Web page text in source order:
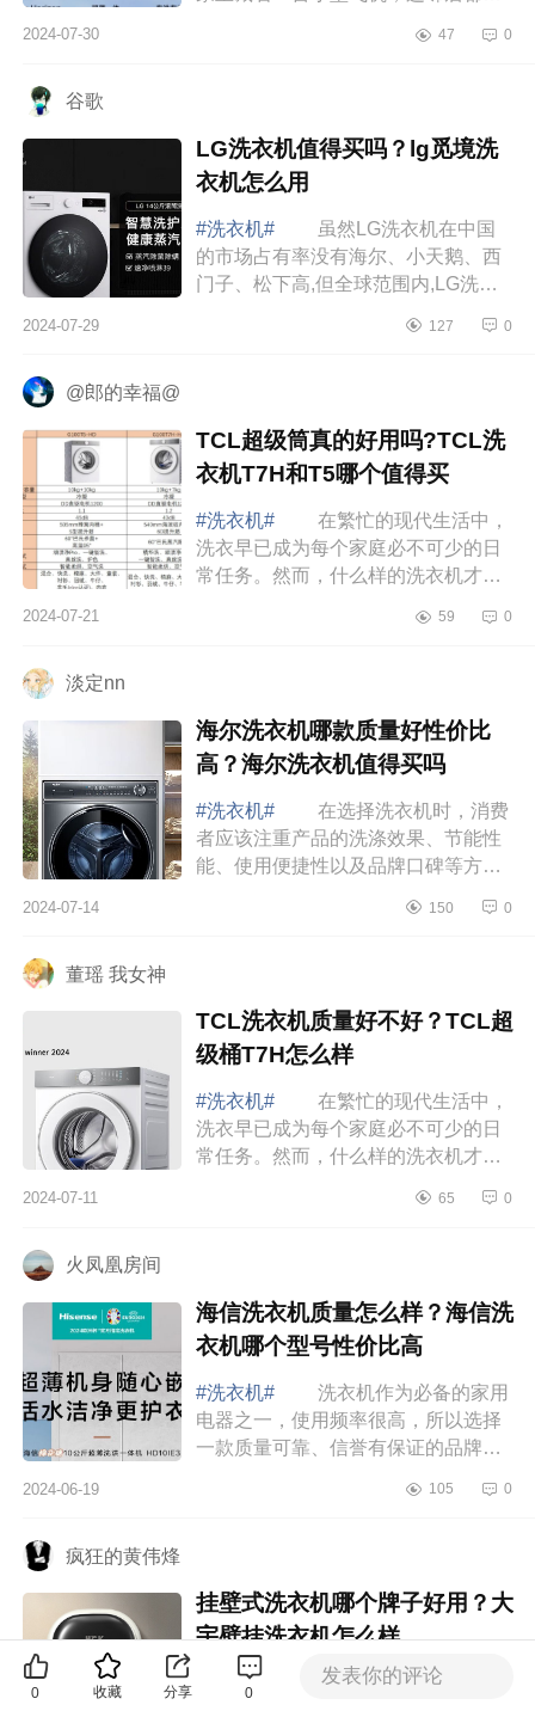
为大家介绍下tcl洗衣机哪个型号性价
2024-07-30 47 0
谷歌
LG洗衣机值得买吗？lg觅境洗
衣机怎么用
#洗衣机#
虽然LG洗衣机在中国
的市场占有率没有海尔、小天鹅、西
门子、松下高,但全球范围内,LG洗衣
LG洗衣机值得买吗？lg觅境洗衣机怎
2024-07-29 127 0
@郎的幸福@
TCL超级筒真的好用吗?TCL洗
衣机T7H和T5哪个值得买
#洗衣机#
在繁忙的现代生活中，
洗衣早已成为每个家庭必不可少的日
常任务。然而，什么样的洗衣机才能
面小编为大家介绍下TCL超级筒真的
2024-07-21 59 0
淡定nn
海尔洗衣机哪款质量好性价比
高？海尔洗衣机值得买吗
#洗衣机#
在选择洗衣机时，消费
者应该注重产品的洗涤效果、节能性
能、使用便捷性以及品牌口碑等方
机哪款质量好性价比高？海尔洗衣机
2024-07-14 150 0
董瑶 我女神
TCL洗衣机质量好不好？TCL超
级桶T7H怎么样
#洗衣机#
在繁忙的现代生活中，
洗衣早已成为每个家庭必不可少的日
常任务。然而，什么样的洗衣机才能
2024-07-11 65 0
火凤凰房间
海信洗衣机质量怎么样？海信洗
衣机哪个型号性价比高
#洗衣机#
洗衣机作为必备的家用
电器之一，使用频率很高，所以选择
一款质量可靠、信誉有保证的品牌非
舒心。下面小编为大家介绍下海信洗
2024-06-19 105 0
疯狂的黄伟烽
挂壁式洗衣机哪个牌子好用？大
宇壁挂洗衣机怎么样
#洗衣机#
夏天每天都要换洗衣
0 收藏 分享 0
发表你的评论